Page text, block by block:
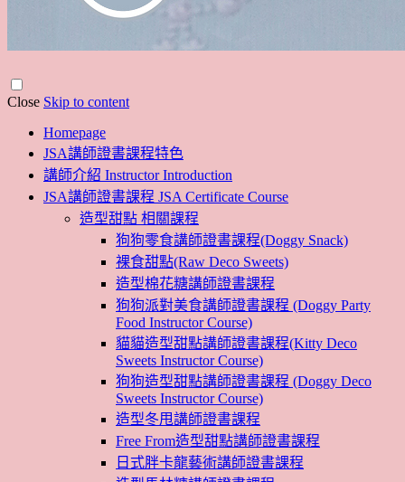
Close Skip to content
Homepage
JSA講師證書課程特色
講師介紹 Instructor Introduction
JSA講師證書課程 JSA Certificate Course
造型甜點 相關課程
狗狗零食講師證書課程(Doggy Snack)
裸食甜點(Raw Deco Sweets)
造型棉花糖講師證書課程
狗狗派對美食講師證書課程 (Doggy Party
Food Instructor Course)
貓貓造型甜點講師證書課程(Kitty Deco
Sweets Instructor Course)
狗狗造型甜點講師證書課程 (Doggy Deco
Sweets Instructor Course)
造型冬甩講師證書課程
Free From造型甜點講師證書課程
日式胖卡龍藝術講師證書課程